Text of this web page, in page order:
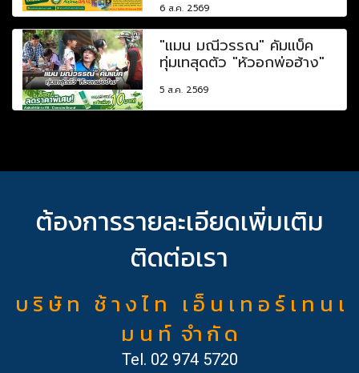
6 ส.ค. 2569
"แมน มณีวรรณ" คัมแบ็ค
ทุ่มเทสุดตัว "หัวอกพ่อฮ้าง"
5 ส.ค. 2569
ต้องการรายละเอียดเพิ่มเติม
ติดต่อเรา
บ ริ ษั ท ช้ า ง ไ ท เ อ็ น เ ท อ ร์ เ ท น เ
ม น ท์ จำ กั ด
Tel. 02 974 5720